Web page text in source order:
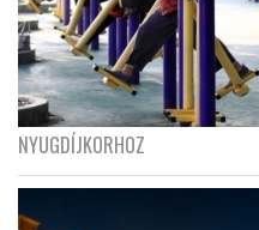
NYUGDÍJKORHOZ